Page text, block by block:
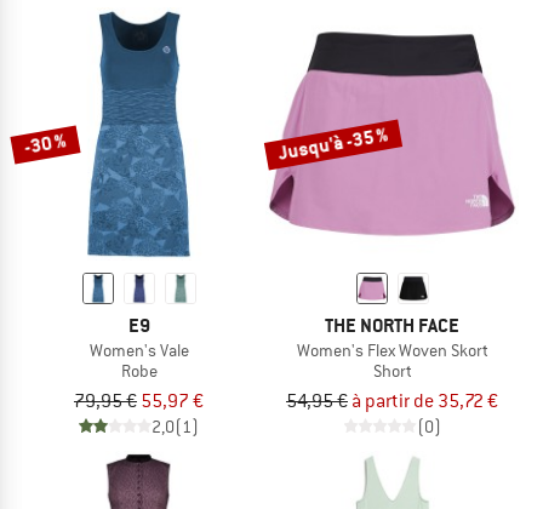
-30 %
E9
Women's Vale
Robe
79,95 € 55,97 €
2,0(1)
Jusqu'à -35 %
THE NORTH FACE
Women's Flex Woven Skort
Short
54,95 € à partir de 35,72 €
(0)